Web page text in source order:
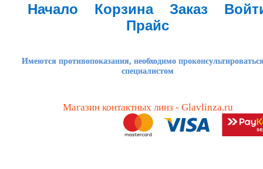
Начало Корзина Заказ
Прайс
Имеются противопоказания, необходимо
специалистом
Магазин контактных линз - Glavlinza.ru